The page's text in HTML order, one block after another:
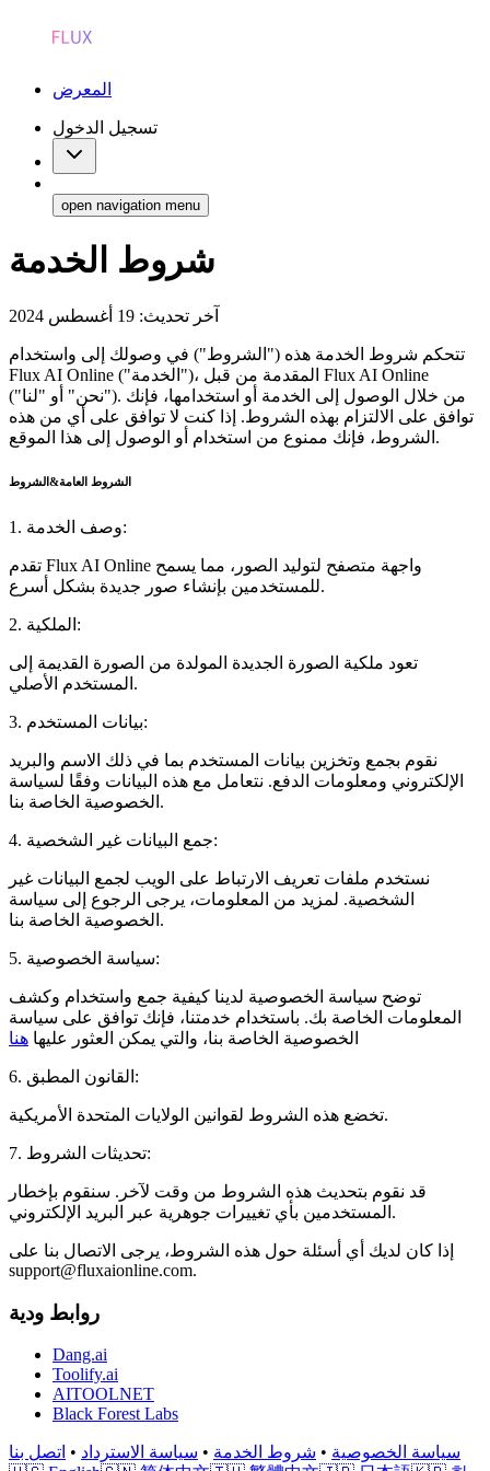
المعرض
تسجيل الدخول
open navigation menu
شروط الخدمة
آخر تحديث: 19 أغسطس 2024
تتحكم شروط الخدمة هذه ("الشروط") في وصولك إلى واستخدام
Flux AI Online ("الخدمة")، المقدمة من قبل Flux AI Online
("نحن" أو "لنا"). من خلال الوصول إلى الخدمة أو استخدامها، فإنك
توافق على الالتزام بهذه الشروط. إذا كنت لا توافق على أي من هذه
الشروط، فإنك ممنوع من استخدام أو الوصول إلى هذا الموقع.
الشروط العامة&الشروط
1. وصف الخدمة:
تقدم Flux AI Online واجهة متصفح لتوليد الصور، مما يسمح
للمستخدمين بإنشاء صور جديدة بشكل أسرع.
2. الملكية:
تعود ملكية الصورة الجديدة المولدة من الصورة القديمة إلى
المستخدم الأصلي.
3. بيانات المستخدم:
نقوم بجمع وتخزين بيانات المستخدم بما في ذلك الاسم والبريد
الإلكتروني ومعلومات الدفع. نتعامل مع هذه البيانات وفقًا لسياسة
الخصوصية الخاصة بنا.
4. جمع البيانات غير الشخصية:
نستخدم ملفات تعريف الارتباط على الويب لجمع البيانات غير
الشخصية. لمزيد من المعلومات، يرجى الرجوع إلى سياسة
الخصوصية الخاصة بنا.
5. سياسة الخصوصية:
توضح سياسة الخصوصية لدينا كيفية جمع واستخدام وكشف
المعلومات الخاصة بك. باستخدام خدمتنا، فإنك توافق على سياسة
الخصوصية الخاصة بنا، والتي يمكن العثور عليها هنا
6. القانون المطبق:
تخضع هذه الشروط لقوانين الولايات المتحدة الأمريكية.
7. تحديثات الشروط:
قد نقوم بتحديث هذه الشروط من وقت لآخر. سنقوم بإخطار
المستخدمين بأي تغييرات جوهرية عبر البريد الإلكتروني.
إذا كان لديك أي أسئلة حول هذه الشروط، يرجى الاتصال بنا على
support@fluxaionline.com.
روابط ودية
Dang.ai
Toolify.ai
AITOOLNET
Black Forest Labs
سياسة الخصوصية • شروط الخدمة • سياسة الاسترداد • اتصل بنا